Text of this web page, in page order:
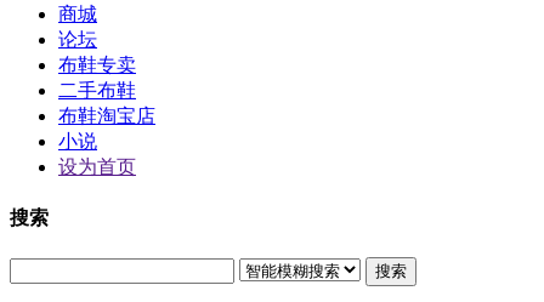
商城
论坛
布鞋专卖
二手布鞋
布鞋淘宝店
小说
设为首页
搜索
搜索